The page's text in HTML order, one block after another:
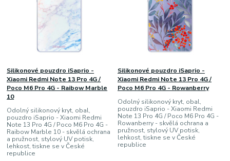
Silikonové pouzdro iSaprio -
Xiaomi Redmi Note 13 Pro 4G /
Poco M6 Pro 4G - Raibow Marble
10
Odolný silikonový kryt, obal,
pouzdro iSaprio - Xiaomi Redmi
Note 13 Pro 4G / Poco M6 Pro 4G -
Raibow Marble 10 - skvělá ochrana
a pružnost, stylový UV potisk,
lehkost, tiskne se v České
republice
Silikonové pouzdro iSaprio -
Xiaomi Redmi Note 13 Pro 4G /
Poco M6 Pro 4G - Rowanberry
Odolný silikonový kryt, obal,
pouzdro iSaprio - Xiaomi Redmi
Note 13 Pro 4G / Poco M6 Pro 4G -
Rowanberry - skvělá ochrana a
pružnost, stylový UV potisk,
lehkost, tiskne se v České
republice